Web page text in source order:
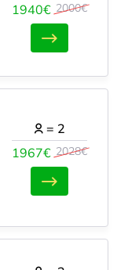
1940€ 2000€
1967€ 2028€
= 2